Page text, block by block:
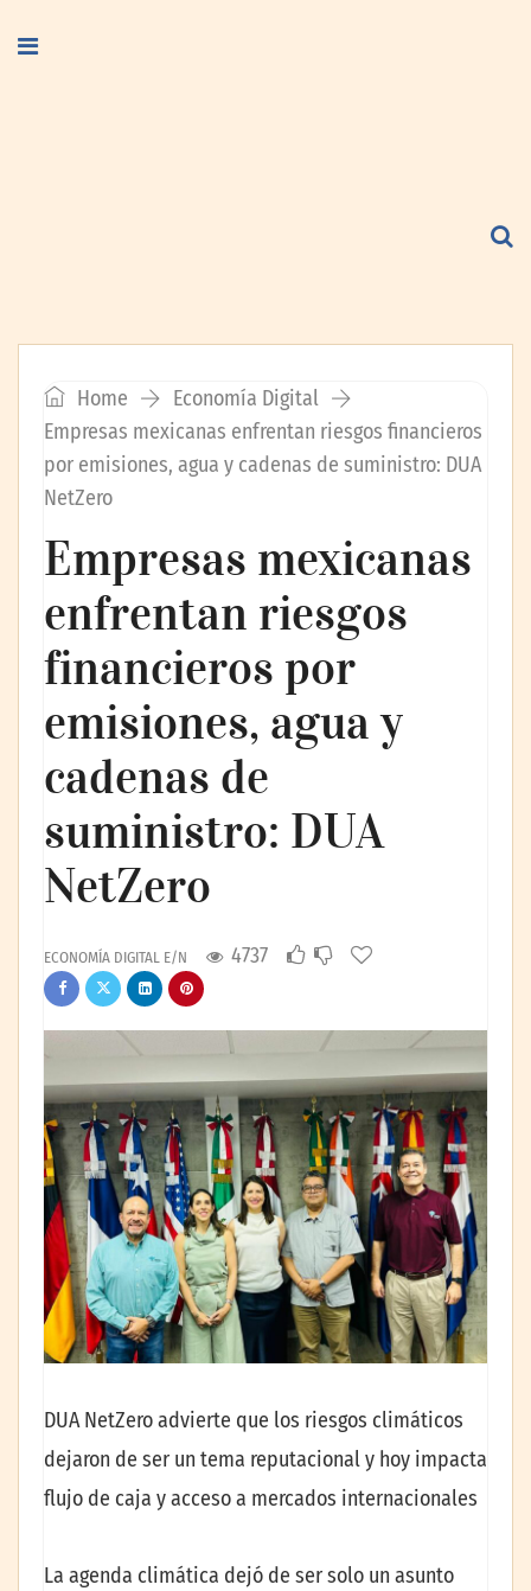
Home
Economía Digital
Empresas mexicanas enfrentan riesgos financieros
por emisiones, agua y cadenas de suministro: DUA
NetZero
Empresas mexicanas
enfrentan riesgos
financieros por
emisiones, agua y
cadenas de
suministro: DUA
NetZero
ECONOMÍA DIGITAL E/N 4737
DUA NetZero advierte que los riesgos climáticos
dejaron de ser un tema reputacional y hoy impacta
flujo de caja y acceso a mercados internacionales
La agenda climática dejó de ser solo un asunto